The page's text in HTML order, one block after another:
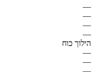
—
—
—
—
הילוך כוח
—
—